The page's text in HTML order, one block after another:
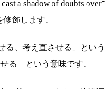
a shadow of doubts
飾します。
る、考え直させる」とい
る」という意味です。